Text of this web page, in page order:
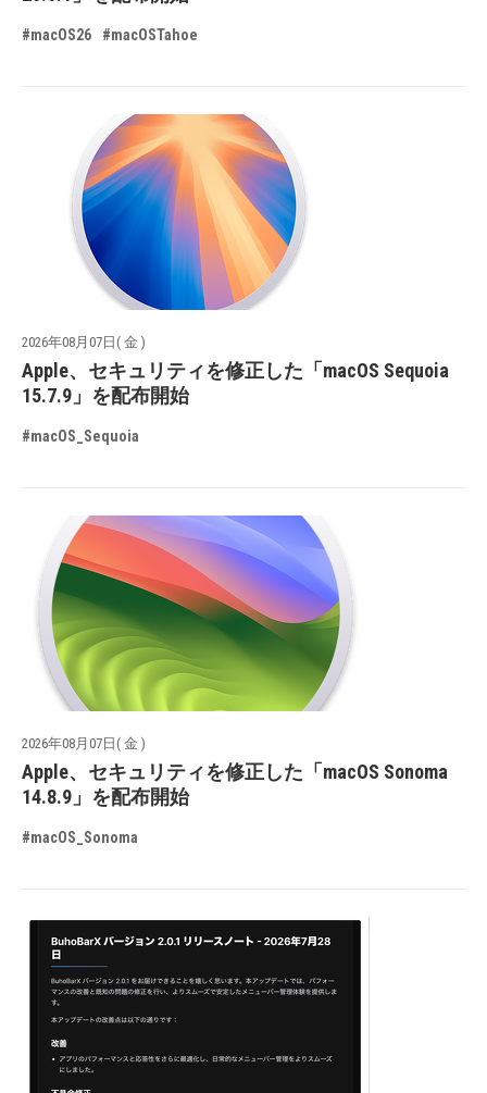
#macOS26 #macOSTahoe
2026年08月07日( 金 )
Apple、セキュリティを修正した「macOS Sequoia
15.7.9」を配布開始
#macOS_Sequoia
2026年08月07日( 金 )
Apple、セキュリティを修正した「macOS Sonoma
14.8.9」を配布開始
#macOS_Sonoma